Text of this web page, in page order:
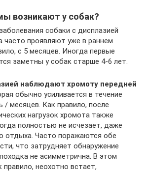
возникают у собак?
собаки с дисплазией
часто проявляют уже в раннем
с 5 месяцев. Иногда первые
заметны у собак старше 4-6 лет.
наблюдают хромоту передней
обычно усиливается в течение
/ месяцев. Как правило, после
нагрузок хромота также
полностью не исчезает, даже
отдыха. Часто поражаются обе
что затрудняет обнаружение
не асимметрична. В этом
правило, неохотно встает,